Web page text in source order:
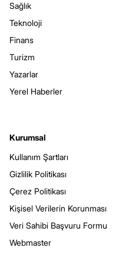
Sağlık
Teknoloji
Finans
Turizm
Yazarlar
Yerel Haberler
Kurumsal
Kullanım Şartları
Gizlilik Politikası
Çerez Politikası
Kişisel Verilerin Korunması
Veri Sahibi Başvuru Formu
Webmaster